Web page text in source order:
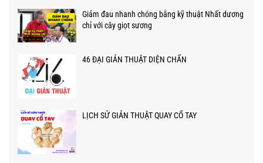
Giảm đau nhanh chóng bằng kỹ thuật Nhất dương
chỉ với cây giọt sương
46 ĐẠI GIẢN THUẬT DIỆN CHẨN
LỊCH SỬ GIẢN THUẬT QUAY CỔ TAY